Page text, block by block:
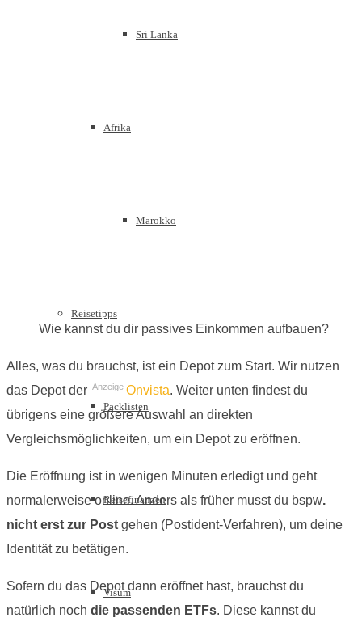
Sri Lanka
Afrika
Marokko
Reisetipps
Packlisten
Reisefinanzen
Visum
Wie kannst du dir passives Einkommen aufbauen?
Alles, was du brauchst, ist ein Depot zum Start. Wir nutzen
das Depot der Anzeige Onvista. Weiter unten findest du
übrigens eine größere Auswahl an direkten
Vergleichsmöglichkeiten, um ein Depot zu eröffnen.
Die Eröffnung ist in wenigen Minuten erledigt und geht
normalerweise online. Anders als früher musst du bspw.
nicht erst zur Post gehen (Postident-Verfahren), um deine
Identität zu betätigen.
Sofern du das Depot dann eröffnet hast, brauchst du
natürlich noch die passenden ETFs. Diese kannst du